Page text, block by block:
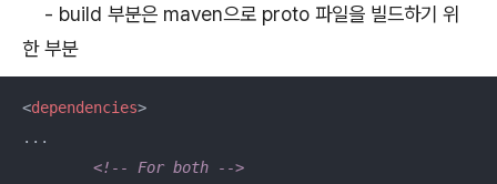
- build 부분은 maven으로 proto 파일을 빌드하기 위
한 부분
<dependencies>
...
<!-- For both -->